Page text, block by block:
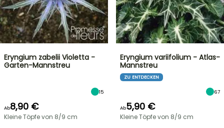
Eryngium zabelii Violetta -
Garten-Mannstreu
15
Ab8,90 €
Kleine Töpfe von 8/9 cm
Eryngium variifolium - Atlas-
Mannstreu
ZU ENTDECKEN
67
Ab5,90 €
Kleine Töpfe von 8/9 cm